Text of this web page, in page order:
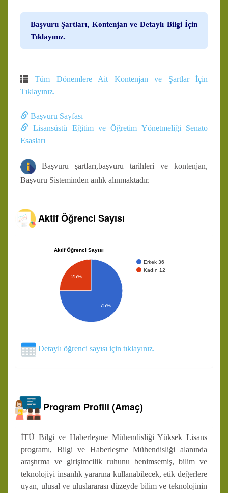
Başvuru Şartları, Kontenjan ve Detaylı Bilgi İçin
Tıklayınız.
Tüm Dönemlere Ait Kontenjan ve Şartlar İçin
Tıklayınız.
Başvuru Sayfası
Lisansüstü Eğitim ve Öğretim Yönetmeliği Senato
Esasları
Başvuru şartları,başvuru tarihleri ve kontenjan,
Başvuru Sisteminden anlık alınmaktadır.
Aktif Öğrenci Sayısı
Aktif Öğrenci Sayısı
Erkek 36
Kadın 12
25%
75%
Detaylı öğrenci sayısı için tıklayınız.
Program Profili (Amaç)
İTÜ Bilgi ve Haberleşme Mühendisliği Yüksek Lisans
programı, Bilgi ve Haberleşme Mühendisliği alanında
araştırma ve girişimcilik ruhunu benimsemiş, bilim ve
teknolojiyi insanlık yararına kullanabilecek, etik değerlere
uyan, ulusal ve uluslararası düzeyde bilim ve teknolojinin